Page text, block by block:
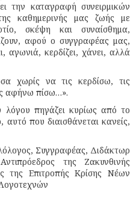
την καταγραφή συνειρμικών
καθημερινής μας ζωής με
σκέψη και συναίσθημα,
αφού ο συγγραφέας μας,
αγωνιά, κερδίζει, χάνει, αλλά
χωρίς να τις κερδίσω, τις
αφήνω πίσω…».
λόγου πηγάζει κυρίως από το
που διαισθάνεται κανείς,
Συγγραφέας, Διδάκτωρ
της Ζακυνθινής
της Επιτροπής Κρίσης Νέων